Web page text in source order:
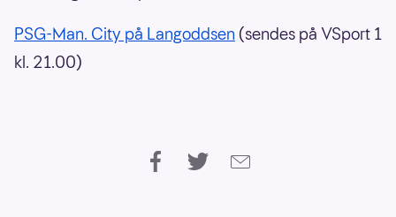
PSG-Man. City på Langoddsen (sendes på VSport 1
kl. 21.00)